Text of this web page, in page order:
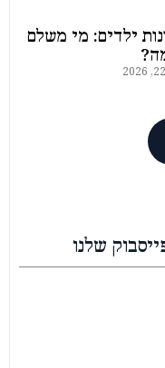
ילדים: מי משלם
שלנו